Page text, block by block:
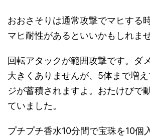
おおさそりは通常攻撃でマヒする
マヒ耐性があるといいかもしれませ
回転アタックが範囲攻撃です。ダ
大きくありませんが、5体まで増
ジが蓄積されますよ。おたけびで
ていました。
プチプチ香水10分間で宝珠を10個